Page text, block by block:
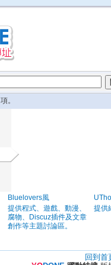
項。
Bluelovers風
提供程式、遊戲、動漫、
腐物、Discuz插件及文章
創作等主題討論區。
提供
回到首